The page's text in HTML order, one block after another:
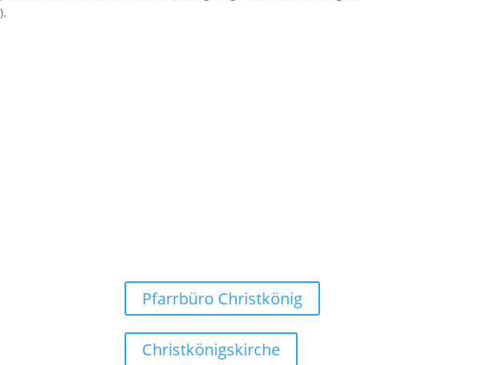
Pfarrbüro Christkönig
Christkönigskirche